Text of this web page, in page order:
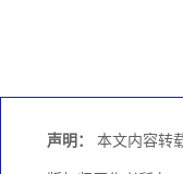
声明： 本文内容转